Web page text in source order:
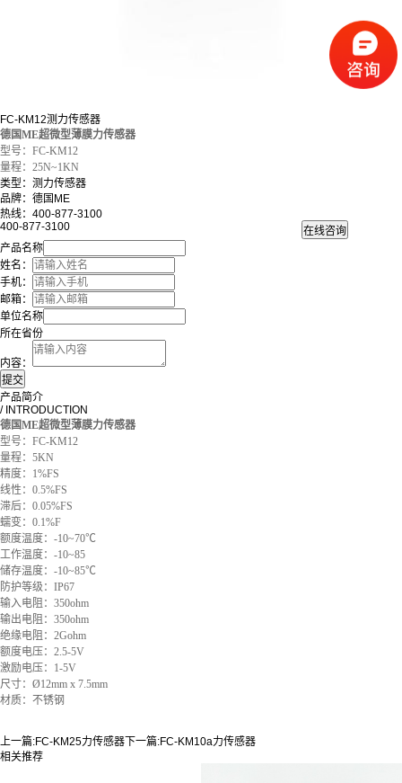
FC-KM12测力传感器
德国ME超微型薄膜力传感器
型号：FC-KM12
量程：25N~1KN
类型：测力传感器
品牌：德国ME
热线：400-877-3100
400-877-3100
产品名称
姓名：
手机：
邮箱：
单位名称
所在省份
内容：
产品简介
/ INTRODUCTION
德国ME超微型薄膜力传感器
型号：FC-KM12
量程：5KN
精度：1%FS
线性：0.5%FS
滞后：0.05%FS
蠕变：0.1%F
额度温度：-10~70℃
工作温度：-10~85
储存温度：-10~85℃
防护等级：IP67
输入电阻：350ohm
输出电阻：350ohm
绝缘电阻：2Gohm
额度电压：2.5-5V
激励电压：1-5V
尺寸：Ø12mm x 7.5mm
材质：不锈钢
上一篇:FC-KM25力传感器 下一篇:FC-KM10a力传感器
相关推荐